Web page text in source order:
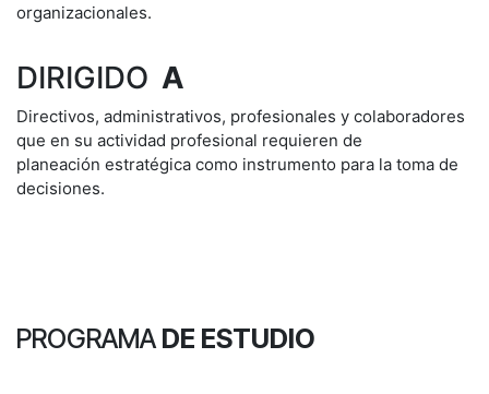
organizacionales.
DIRIGIDO A
Directivos, administrativos, profesionales y colaboradores
que en su actividad profesional requieren de
planeación estratégica como instrumento para la toma de
decisiones.
PROGRAMA DE ESTUDIO